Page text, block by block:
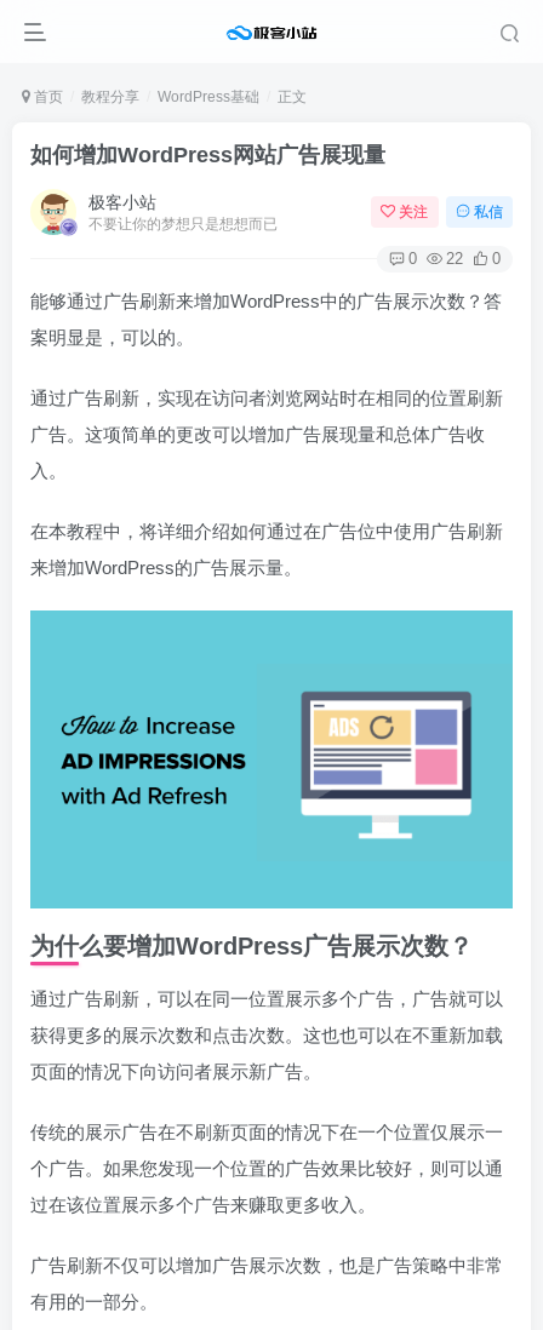
首页 教程分享 WordPress基础 正文
如何增加WordPress网站广告展现量
极客小站
不要让你的梦想只是想想而已
关注 私信
0 22 0
能够通过广告刷新来增加WordPress中的广告展示次数？答
案明显是，可以的。
通过广告刷新，实现在访问者浏览网站时在相同的位置刷新
广告。这项简单的更改可以增加广告展现量和总体广告收
入。
在本教程中，将详细介绍如何通过在广告位中使用广告刷新
来增加WordPress的广告展示量。
为什么要增加WordPress广告展示次数？
通过广告刷新，可以在同一位置展示多个广告，广告就可以
获得更多的展示次数和点击次数。这也也可以在不重新加载
页面的情况下向访问者展示新广告。
传统的展示广告在不刷新页面的情况下在一个位置仅展示一
个广告。如果您发现一个位置的广告效果比较好，则可以通
过在该位置展示多个广告来赚取更多收入。
广告刷新不仅可以增加广告展示次数，也是广告策略中非常
有用的一部分。